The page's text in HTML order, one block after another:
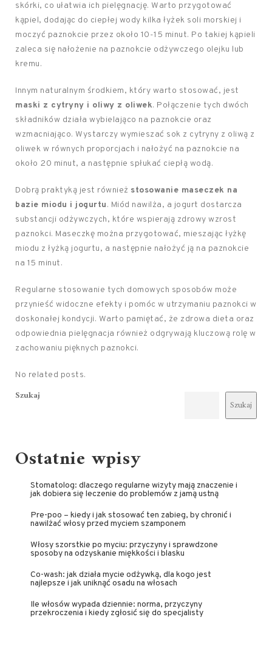
skórki, co ułatwia ich pielęgnację. Warto przygotować
kąpiel, dodając do ciepłej wody kilka łyżek soli morskiej i
moczyć paznokcie przez około 10-15 minut. Po takiej kąpieli
zaleca się nałożenie na paznokcie odżywczego olejku lub
kremu.
Innym naturalnym środkiem, który warto stosować, jest
maski z cytryny i oliwy z oliwek. Połączenie tych dwóch
składników działa wybielająco na paznokcie oraz
wzmacniająco. Wystarczy wymieszać sok z cytryny z oliwą z
oliwek w równych proporcjach i nałożyć na paznokcie na
około 20 minut, a następnie spłukać ciepłą wodą.
Dobrą praktyką jest również stosowanie maseczek na
bazie miodu i jogurtu. Miód nawilża, a jogurt dostarcza
substancji odżywczych, które wspierają zdrowy wzrost
paznokci. Maseczkę można przygotować, mieszając łyżkę
miodu z łyżką jogurtu, a następnie nałożyć ją na paznokcie
na 15 minut.
Regularne stosowanie tych domowych sposobów może
przynieść widoczne efekty i pomóc w utrzymaniu paznokci w
doskonałej kondycji. Warto pamiętać, że zdrowa dieta oraz
odpowiednia pielęgnacja również odgrywają kluczową rolę w
zachowaniu pięknych paznokci.
No related posts.
Szukaj
Szukaj
Ostatnie wpisy
Stomatolog: dlaczego regularne wizyty mają znaczenie i
jak dobiera się leczenie do problemów z jamą ustną
Pre-poo – kiedy i jak stosować ten zabieg, by chronić i
nawilżać włosy przed myciem szamponem
Włosy szorstkie po myciu: przyczyny i sprawdzone
sposoby na odzyskanie miękkości i blasku
Co-wash: jak działa mycie odżywką, dla kogo jest
najlepsze i jak uniknąć osadu na włosach
Ile włosów wypada dziennie: norma, przyczyny
przekroczenia i kiedy zgłosić się do specjalisty